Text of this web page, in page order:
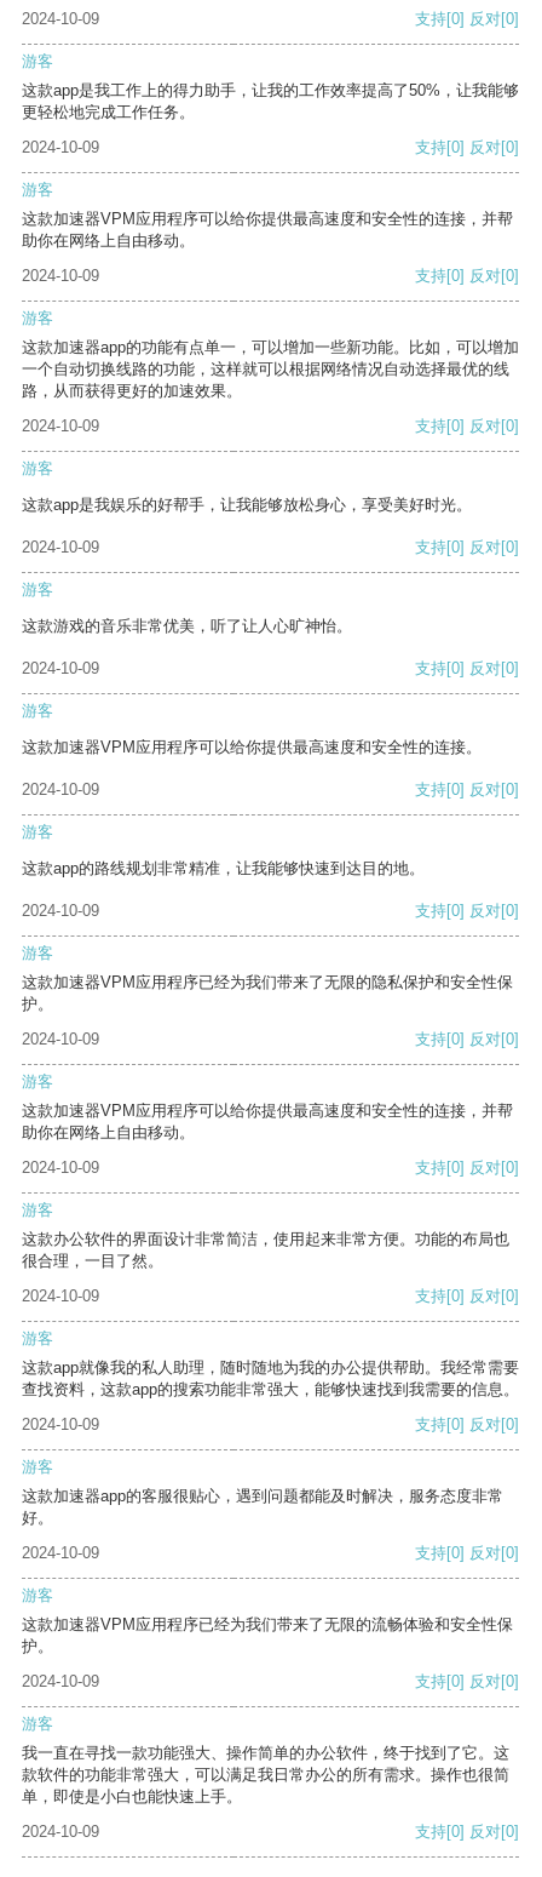
2024-10-09
支持[0] 反对[0]
游客
这款app是我工作上的得力助手，让我的工作效率提高了50%，让我能够
更轻松地完成工作任务。
2024-10-09
支持[0] 反对[0]
游客
这款加速器VPM应用程序可以给你提供最高速度和安全性的连接，并帮
助你在网络上自由移动。
2024-10-09
支持[0] 反对[0]
游客
这款加速器app的功能有点单一，可以增加一些新功能。比如，可以增加
一个自动切换线路的功能，这样就可以根据网络情况自动选择最优的线
路，从而获得更好的加速效果。
2024-10-09
支持[0] 反对[0]
游客
这款app是我娱乐的好帮手，让我能够放松身心，享受美好时光。
2024-10-09 支持[0] 反对[0]
游客
这款游戏的音乐非常优美，听了让人心旷神怡。
2024-10-09 支持[0] 反对[0]
游客
这款加速器VPM应用程序可以给你提供最高速度和安全性的连接。
2024-10-09 支持[0] 反对[0]
游客
这款app的路线规划非常精准，让我能够快速到达目的地。
2024-10-09 支持[0] 反对[0]
游客
这款加速器VPM应用程序已经为我们带来了无限的隐私保护和安全性保
护。
2024-10-09
支持[0] 反对[0]
游客
这款加速器VPM应用程序可以给你提供最高速度和安全性的连接，并帮
助你在网络上自由移动。
2024-10-09
支持[0] 反对[0]
游客
这款办公软件的界面设计非常简洁，使用起来非常方便。功能的布局也
很合理，一目了然。
2024-10-09
支持[0] 反对[0]
游客
这款app就像我的私人助理，随时随地为我的办公提供帮助。我经常需要
查找资料，这款app的搜索功能非常强大，能够快速找到我需要的信息。
2024-10-09
支持[0] 反对[0]
游客
这款加速器app的客服很贴心，遇到问题都能及时解决，服务态度非常
好。
2024-10-09
支持[0] 反对[0]
游客
这款加速器VPM应用程序已经为我们带来了无限的流畅体验和安全性保
护。
2024-10-09
支持[0] 反对[0]
游客
我一直在寻找一款功能强大、操作简单的办公软件，终于找到了它。这
款软件的功能非常强大，可以满足我日常办公的所有需求。操作也很简
单，即使是小白也能快速上手。
2024-10-09
支持[0] 反对[0]